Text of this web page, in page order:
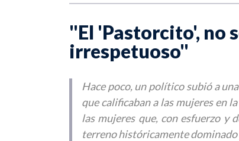
"El 'Pastorcito', no
irrespetuoso"
Hace poco, un político subió a
que calificaban a las mujeres en
las mujeres que, con esfuerzo y
terreno históricamente